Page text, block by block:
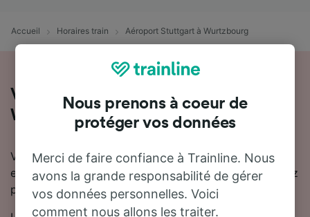
Accueil Horaires train Aéroport Stuttgart à Wurtzbourg
Voyager de Aéroport Stuttgart à
Wurtzbourg en train
Vous souhaitez en savoir plus sur le voyage en train
entre Aéroport Stuttgart et Wurtzbourg ? Ne cherchez
pas plus loin.
Nous prenons à coeur de
protéger vos données
Merci de faire confiance à Trainline. Nous
avons la grande responsabilité de gérer
vos données personnelles. Voici
comment nous allons les traiter.